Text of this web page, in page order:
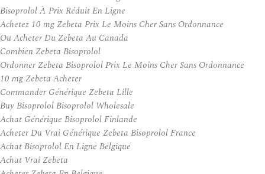
Bisoprolol À Prix Réduit En Ligne
Achetez 10 mg Zebeta Prix Le Moins Cher Sans Ordonnance
Ou Acheter Du Zebeta Au Canada
Combien Zebeta Bisoprolol
Ordonner Zebeta Bisoprolol Prix Le Moins Cher Sans Ordonnance
10 mg Zebeta Acheter
Commander Générique Zebeta Lille
Buy Bisoprolol Bisoprolol Wholesale
Achat Générique Bisoprolol Finlande
Acheter Du Vrai Générique Zebeta Bisoprolol France
Achat Bisoprolol En Ligne Belgique
Achat Vrai Zebeta